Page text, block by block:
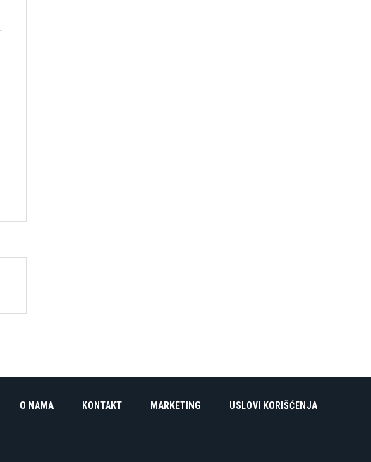
O NAMA KONTAKT MARKETING USLOVI KORIŠĆENJA